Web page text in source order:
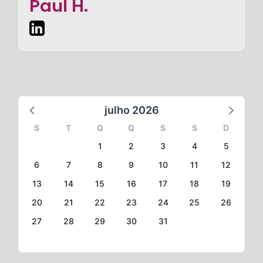
Paul H.
julho 2026
S T Q Q S S
D
1
2 3 4
5
6
7 8 9 10 11
12
13
14 15 16 17 18
19
20
21 22 23 24 25
26
27
28 29 30 31